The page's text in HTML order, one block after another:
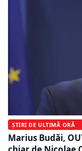
ȘTIRI DE ULTIMĂ ORĂ
Marius Budăi,